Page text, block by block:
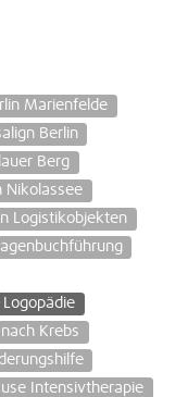
Marienfelde
Berlin
Berg
Nikolassee
Logistikobjekten
Logopädie
Krebs
use Intensivtherapie